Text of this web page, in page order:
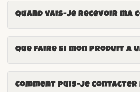
Quand vais-je recevoir ma
Que faire si mon produit a
Comment puis-je contacter